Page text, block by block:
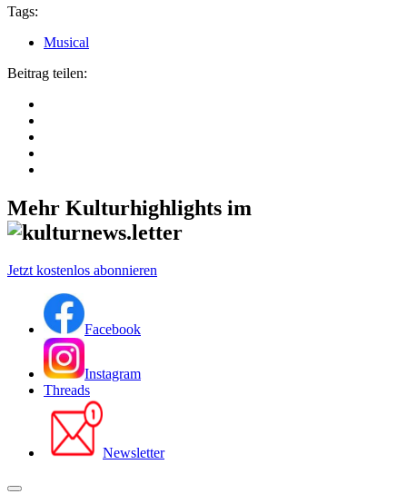
Tags:
Musical
Beitrag teilen:
Mehr Kulturhighlights im
Jetzt kostenlos abonnieren
Facebook
Instagram
Threads
Newsletter